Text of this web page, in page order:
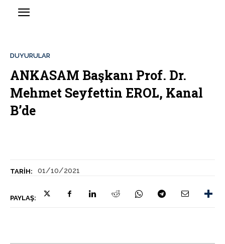
TARIH: 01/10/2021
PAYLAŞ:
DUYURULAR
ANKASAM Başkanı Prof. Dr.
Mehmet Seyfettin EROL, Kanal
B’de